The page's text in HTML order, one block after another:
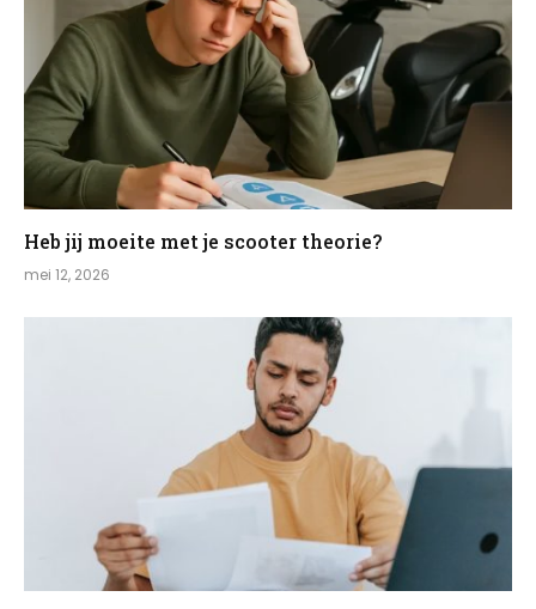
Heb jij moeite met je scooter theorie?
mei 12, 2026